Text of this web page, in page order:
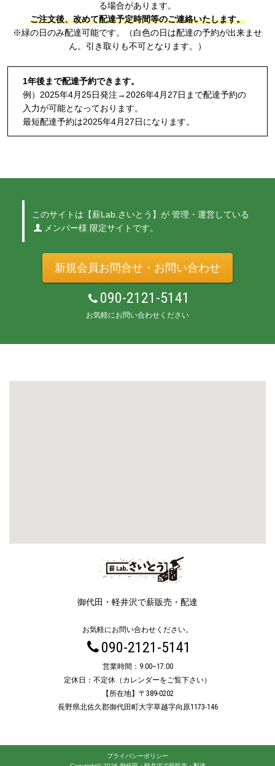
る場合があります。
ご注文後、改めて配達予定時間等のご連絡いたします。
※緑の日のみ配達可能です。（白色の日は配達の予約が出来ませ
ん。引き取りも不可となります。）
1年後まで配達予約できます。
例）2025年4月25日発注→2026年4月27日まで配達予約の
入力が可能となっております。
最短配達予約は2025年4月27日になります。
このサイトは【薪Lab.さいとう】が 管理・運営している
メンバー様 限定サイトです。
新規会員お問合せ・お問い合わせ
090-2121-5141
お気軽にお問い合わせください
御代田・軽井沢で薪販売・配達
お気軽にお問い合わせください。
090-2121-5141
営業時間：9:00~17:00
定休日：不定休（カレンダーをご覧下さい）
【所在地】〒389-0202
長野県北佐久郡御代田町大字草越字向原1173-146
プライバシーポリシー